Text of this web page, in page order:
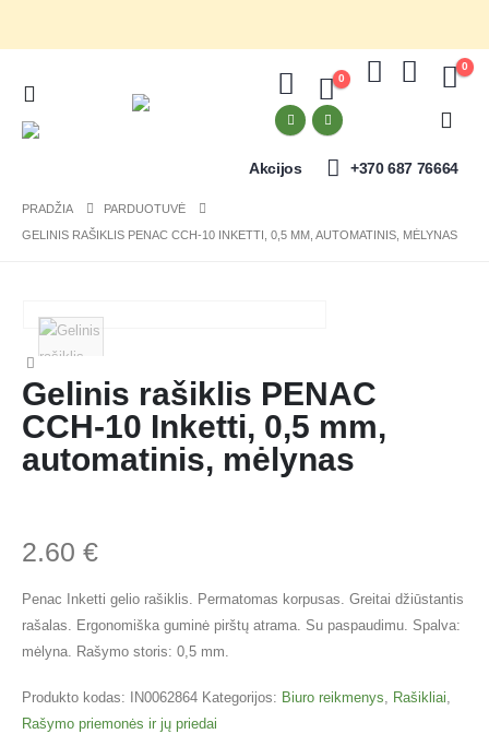
0
0
Akcijos +370 687 76664
PRADŽIA
PARDUOTUVĖ
GELINIS RAŠIKLIS PENAC CCH-10 INKETTI, 0,5 MM, AUTOMATINIS, MĖLYNAS
Gelinis rašiklis PENAC
CCH-10 Inketti, 0,5 mm,
automatinis, mėlynas
2.60 €
Penac Inketti gelio rašiklis. Permatomas korpusas. Greitai džiūstantis
rašalas. Ergonomiška guminė pirštų atrama. Su paspaudimu. Spalva:
mėlyna. Rašymo storis: 0,5 mm.
Produkto kodas: IN0062864 Kategorijos: Biuro reikmenys, Rašikliai,
Rašymo priemonės ir jų priedai